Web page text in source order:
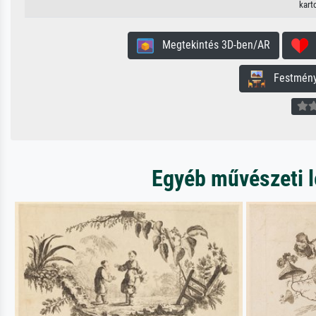
Megtekintés 3D-ben/AR
Egyéb